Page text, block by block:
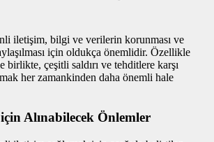
iletişim, bilgi ve verilerin korunması ve
için oldukça önemlidir. Özellikle
birlikte, çeşitli saldırı ve tehditlere karşı
her zamankinden daha önemli hale
Alınabilecek Önlemler